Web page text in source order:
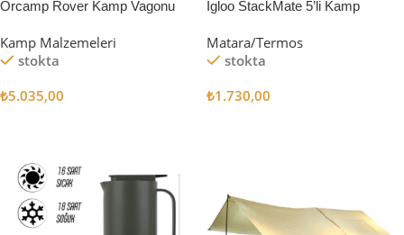
Orcamp Rover Kamp Vagonu
Kamp Malzemeleri
stokta
₺5.035,00
Igloo StackMate 5’li Kamp
Matara/Termos
stokta
₺1.730,00